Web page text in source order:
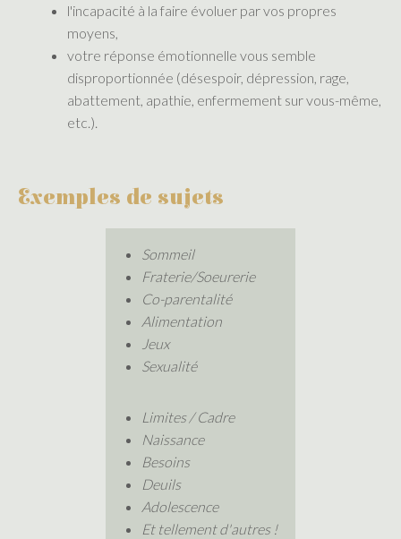
l'incapacité à la faire évoluer par vos propres
moyens,
votre réponse émotionnelle vous semble
disproportionnée (désespoir, dépression, rage,
abattement, apathie, enfermement sur vous-même,
etc.).
Exemples de sujets
Sommeil
Fraterie/Soeurerie
Co-parentalité
Alimentation
Jeux
Sexualité
Limites / Cadre
Naissance
Besoins
Deuils
Adolescence
Et tellement d'autres !